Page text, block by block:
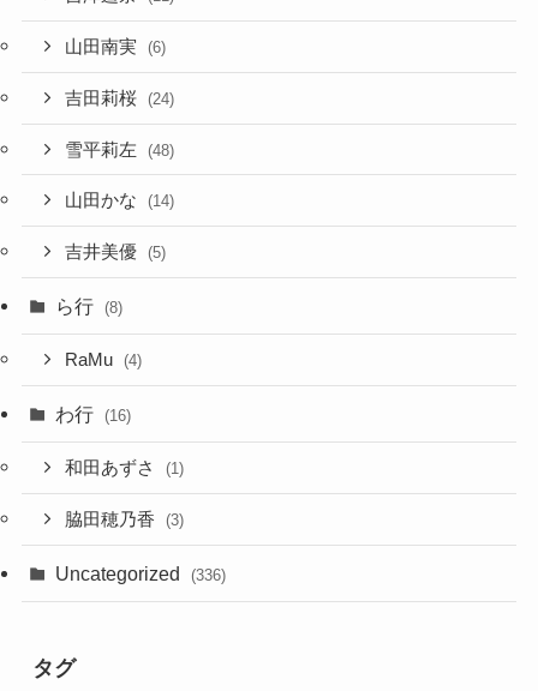
山田南実 (6)
吉田莉桜 (24)
雪平莉左 (48)
山田かな (14)
吉井美優 (5)
ら行 (8)
RaMu (4)
わ行 (16)
和田あずさ (1)
脇田穂乃香 (3)
Uncategorized (336)
タグ